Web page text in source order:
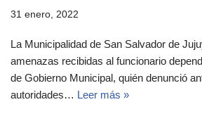
31 enero, 2022
La Municipalidad de San Salvador de
amenazas recibidas al funcionario
de Gobierno Municipal, quién denunció
autoridades… Leer más »